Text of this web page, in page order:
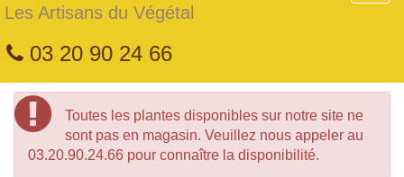
Les Artisans du Végétal
03 20 90 24 66
Toutes les plantes disponibles sur notre site ne
sont pas en magasin. Veuillez nous appeler au
03.20.90.24.66 pour connaître la disponibilité.